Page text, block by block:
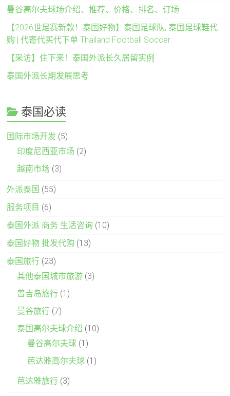
曼谷高尔夫球场介绍、推荐、价格、排名、订场
【2026世足赛新款！泰国好物】泰国足球队, 泰国足球鞋代
购 | 代寄代买代下单 Thailand Football Soccer
【采访】住下来！泰国外派长久居留实例
泰国外派长期发展思考
泰国必读
国际市场开发 (5)
印度尼西亚市场 (2)
越南市场 (3)
外派泰国 (55)
服务项目 (6)
泰国外派 商务 生活咨询 (10)
泰国好物 批发代购 (13)
泰国旅行 (23)
其他泰国城市旅游 (3)
普吉岛旅行 (1)
曼谷旅行 (7)
泰国高尔夫球介绍 (10)
曼谷高尔夫球 (1)
芭达雅高尔夫球 (1)
芭达雅旅行 (3)